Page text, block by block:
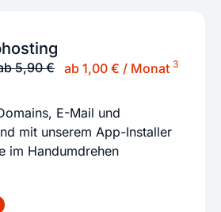
5,90 € ab 1,00 € / Monat 3
E-Mail und
mit unserem App-Installer
im Handumdrehen